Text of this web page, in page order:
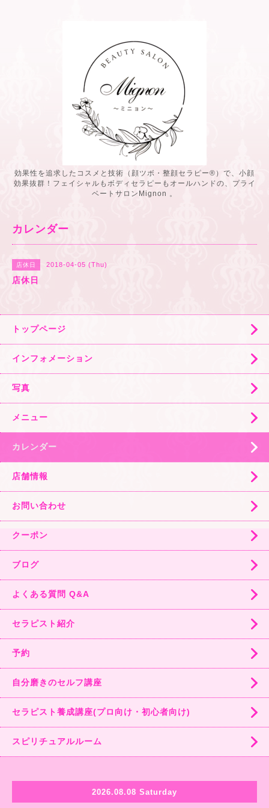
効果性を追求したコスメと技術（顔ツボ・整顔セラピー®️）で、小顔
効果抜群！フェイシャルもボディセラピーもオールハンドの、プライ
ベートサロンMignon 。
カレンダー
店休日 2018-04-05 (Thu)
店休日
トップページ
インフォメーション
写真
メニュー
カレンダー
店舗情報
お問い合わせ
クーポン
ブログ
よくある質問 Q&A
セラピスト紹介
予約
自分磨きのセルフ講座
セラピスト養成講座(プロ向け・初心者向け)
スピリチュアルルーム
2026.08.08 Saturday